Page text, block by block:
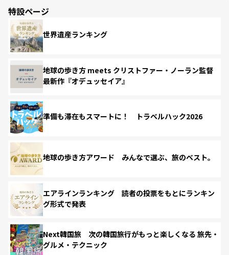
特設ページ
世界遺産ランキング
地球の歩き方 meets クリストファー・ノーラン監督
最新作『オデュッセイア』
準備も滞在もスマートに！ トラベルハック2026
地球の歩き方アワード みんなで選ぶ、旅のベスト。
エアラインランキング 読者の投票をもとにランキン
グ形式で発表
Next韓国旅 次の韓国旅行がもっと楽しくなる 旅先・
グルメ・テクニック